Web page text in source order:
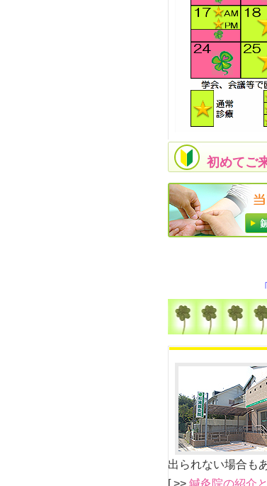
初めてご
出られない場合も
[ >> 鍼灸院の紹介